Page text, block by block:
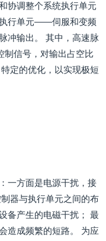
协调整个系统执行单元
行单元——伺服和变频
冲输出。 其中，高速脉
制信号，对输出占空比
定的优化，以实现极短
一方面是电源干扰，接
器与执行单元之间的布
备产生的电磁干扰； 最
造成频繁的短路。 为应